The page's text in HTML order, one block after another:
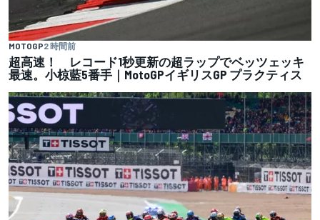
MOTOGP2 時間前
超高速！ レコード1秒更新の超ラップでベッツェッキ
最速。小椋藍5番手｜MotoGPイギリスGP プラクティス